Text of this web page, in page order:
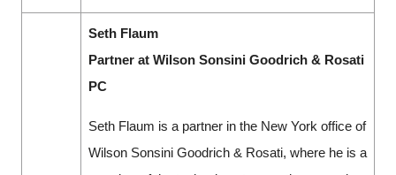
Seth Flaum
Partner at Wilson Sonsini Goodrich & Rosati
PC
Seth Flaum is a partner in the New York office of
Wilson Sonsini Goodrich & Rosati, where he is a